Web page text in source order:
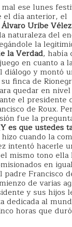
ese lunes
el día anterior, el
Álvaro Uribe Vélez
naturaleza del
la
la Verdad, había
en cuanto a
diálogo y montó
finca de
quedar en
el presidente
de Roux.
fue la
es que ustedes
cuando la
intentó hacerle
mismo tono ella
en
padre Francisco
de varias
y sus hijos
dedicada al
horas que